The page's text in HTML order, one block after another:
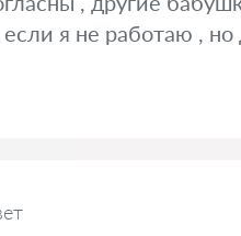
я не работаю ,